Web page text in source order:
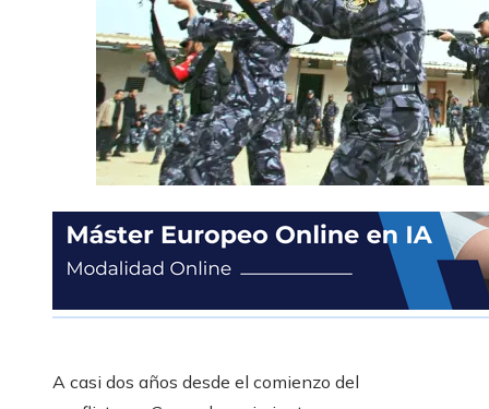
A casi dos años desde el comienzo del